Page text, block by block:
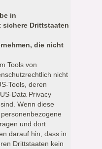
in
sichere Drittstaaten
die nicht
Tools von
nicht
Tools, deren
Data Privacy
Wenn diese
und dort
darauf hin, dass in
Drittstaaten kein